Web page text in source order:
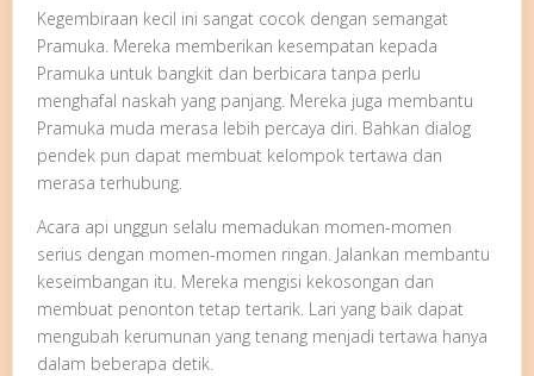
Kegembiraan kecil ini sangat cocok dengan semangat
Pramuka. Mereka memberikan kesempatan kepada
Pramuka untuk bangkit dan berbicara tanpa perlu
menghafal naskah yang panjang. Mereka juga membantu
Pramuka muda merasa lebih percaya diri. Bahkan dialog
pendek pun dapat membuat kelompok tertawa dan
merasa terhubung.
Acara api unggun selalu memadukan momen-momen
serius dengan momen-momen ringan. Jalankan membantu
keseimbangan itu. Mereka mengisi kekosongan dan
membuat penonton tetap tertarik. Lari yang baik dapat
mengubah kerumunan yang tenang menjadi tertawa hanya
dalam beberapa detik.